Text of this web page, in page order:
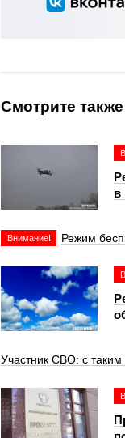
Смотрите также
в
Внимание! Режим
Участник СВО: с